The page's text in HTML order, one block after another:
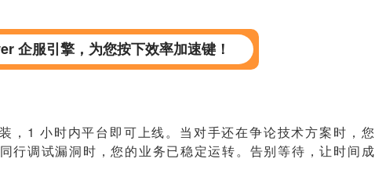
企服引擎，为您按下效率加速键！
，1 小时内平台即可上线。当对手还在争论技术方案时，您
行调试漏洞时，您的业务已稳定运转。告别等待，让时间成